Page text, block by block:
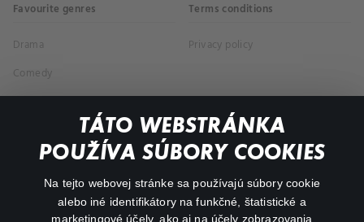
TÁTO WEBSTRÁNKA
POUŽÍVA SÚBORY COOKIES
Na tejto webovej stránke sa používajú súbory cookie
alebo iné identifikátory na funkčné, štatistické a
marketingové účely, ako aj na účely zobrazovania
Favourite genres
Drama
Comedy
Terms conditions
Privacy policy
My profile